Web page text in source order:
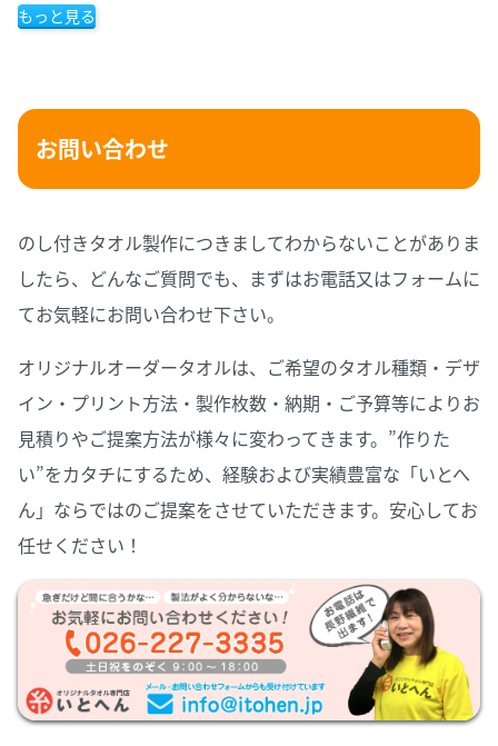
もっと見る
お問い合わせ
のし付きタオル製作につきましてわからないことがありま
したら、どんなご質問でも、まずはお電話又はフォームに
てお気軽にお問い合わせ下さい。
オリジナルオーダータオルは、ご希望のタオル種類・デザ
イン・プリント方法・製作枚数・納期・ご予算等によりお
見積りやご提案方法が様々に変わってきます。”作りた
い”をカタチにするため、経験および実績豊富な「いとへ
ん」ならではのご提案をさせていただきます。安心してお
任せください！